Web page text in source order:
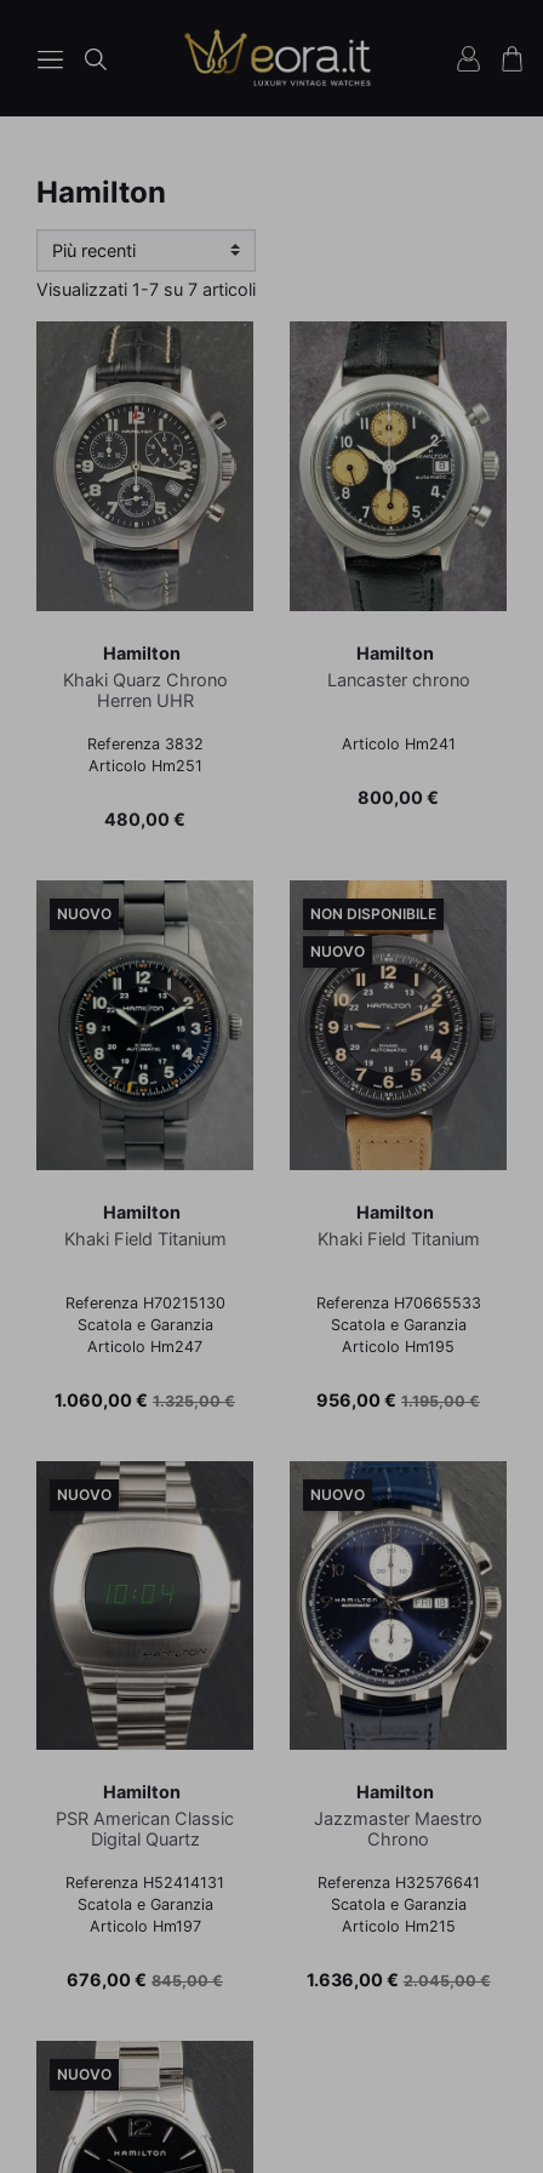
Hamilton
Visualizzati 1-7 su 7 articoli
Hamilton
Khaki Quarz Chrono
Herren UHR
Referenza 3832
Articolo Hm251
Prezzo
480,00 €
Hamilton
Lancaster chrono
Articolo Hm241
Prezzo
800,00 €
Hamilton
Khaki Field Titanium
Referenza H70215130
Scatola e Garanzia
Articolo Hm247
Prezzo
1.060,00 € Prezzo base
1.325,00 €
NUOVO
Hamilton
Khaki Field Titanium
Referenza H70665533
Scatola e Garanzia
Articolo Hm195
Prezzo
956,00 € Prezzo base
1.195,00 €
NON DISPONIBILE
NUOVO
Hamilton
PSR American Classic
Digital Quartz
Referenza H52414131
Scatola e Garanzia
Articolo Hm197
Prezzo
676,00 € Prezzo base
845,00 €
NUOVO
Hamilton
Jazzmaster Maestro
Chrono
Referenza H32576641
Scatola e Garanzia
Articolo Hm215
Prezzo
1.636,00 € Prezzo base
2.045,00 €
NUOVO
NUOVO